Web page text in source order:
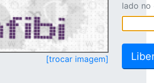
[trocar imagem]
lado no